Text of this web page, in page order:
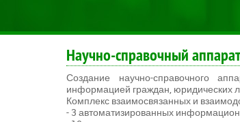
Научно-справочный
Создание научно-справочного
информацией граждан, юридических
Комплекс взаимосвязанных и
- 3 автоматизированных